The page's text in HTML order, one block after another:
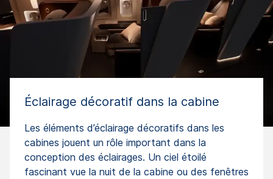
Éclairage décoratif dans la cabine
Les éléments d’éclairage décoratifs dans les
cabines jouent un rôle important dans la
conception des éclairages. Un ciel étoilé
fascinant vue la nuit de la cabine ou des fenêtres